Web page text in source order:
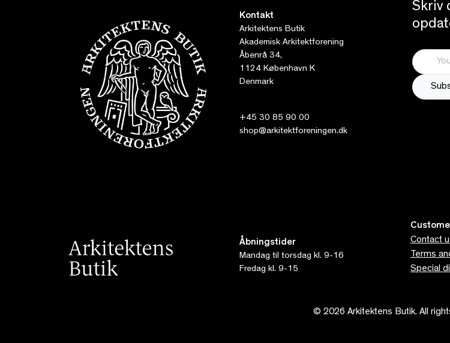
Kontakt
Arkitektens Butik
Akademisk Arkitektforening
Åbenrå 34,
1124 København K
Denmark
+45 30 85 90 00
shop@arkitektforeningen.dk
Skriv
Åbningstider
Mandag til torsdag kl. 9-16
Fredag kl. 9-15
Contact
Terms
Special
© 2026 Arkitektens Butik. All